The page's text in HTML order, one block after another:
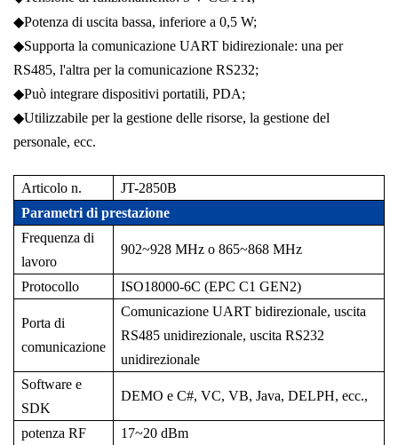
◆Potenza di uscita bassa, inferiore a 0,5 W;
◆Supporta la comunicazione UART bidirezionale: una per
RS485, l'altra per la comunicazione RS232;
◆Può integrare dispositivi portatili, PDA;
◆Utilizzabile per la gestione delle risorse, la gestione del
personale, ecc.
Articolo n.
JT-2850B
Parametri di prestazione
Frequenza di
lavoro
902~928 MHz o 865~868 MHz
Protocollo ISO18000-6C (EPC C1 GEN2)
Porta di
comunicazione
Comunicazione UART bidirezionale, uscita
RS485 unidirezionale, uscita RS232
unidirezionale
Software e
SDK
DEMO e C#, VC, VB, Java, DELPH, ecc.,
potenza RF
17~20 dBm